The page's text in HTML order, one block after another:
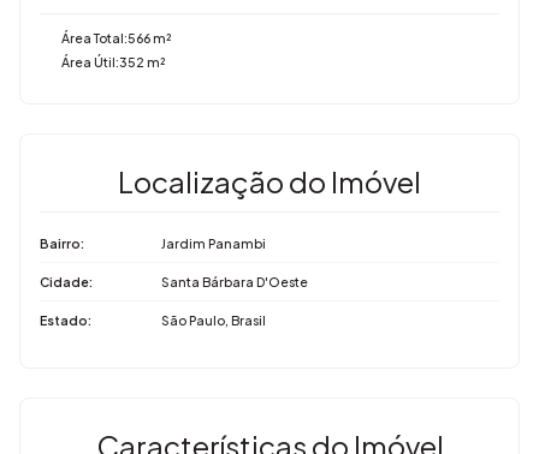
Área Total:566 m²
Área Útil:352 m²
Localização do Imóvel
Bairro: Jardim Panambi
Cidade: Santa Bárbara D'Oeste
Estado: São Paulo, Brasil
Características do Imóvel